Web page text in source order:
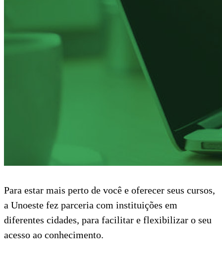
Para estar mais perto de você e oferecer seus cursos,
a Unoeste fez parceria com instituições em
diferentes cidades, para facilitar e flexibilizar o seu
acesso ao conhecimento.